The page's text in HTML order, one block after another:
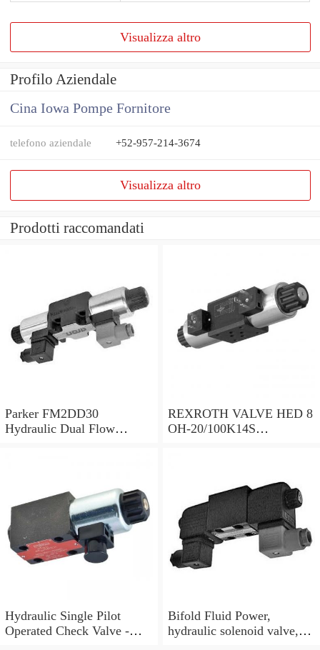
Visualizza altro
Profilo Aziendale
Cina Iowa Pompe Fornitore
telefono aziendale +52-957-214-3674
Visualizza altro
Prodotti raccomandati
Parker FM2DD30
Hydraulic Dual Flow
REXROTH VALVE HED 8
OH-20/100K14S
Hydraulic Single Pilot
Operated Check Valve -
Bifold Fluid Power,
hydraulic solenoid valve,